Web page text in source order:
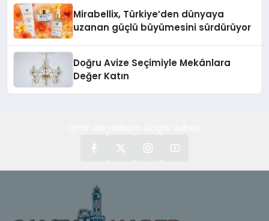
Mirabellix, Türkiye’den dünyaya
uzanan güçlü büyümesini sürdürüyor
Doğru Avize Seçimiyle Mekânlara
Değer Katın